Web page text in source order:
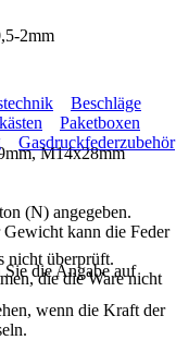
2mm
M14x28mm
(N) angegeben.
kann die Feder
Sie die Angabe auf
wenn die Kraft der
Beschläge
Paketboxen
Gasdruckfederzubehör
nicht überprüft.
die die Ware nicht